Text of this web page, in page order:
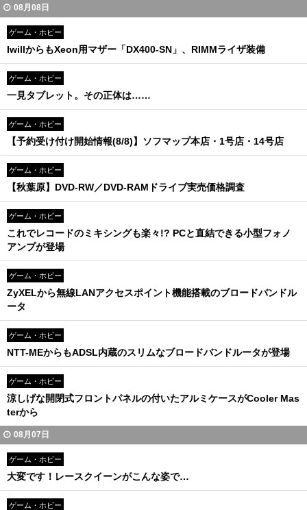
08月08日
ゲーム・ホビー
IwillからもXeon用マザー「DX400-SN」、RIMMライザ装備
ゲーム・ホビー
一見タブレット。その正体は……
ゲーム・ホビー
【予約受け付け開始情報(8/8)】ソフマップ本店・1号店・14号店
ゲーム・ホビー
【秋葉原】DVD-RW／DVD-RAMドライブ実売価格調査
ゲーム・ホビー
これでレコードのミキシングも楽々!? PCと直結できる小型フォノ
アンプが登場
ゲーム・ホビー
ZyXELから無線LANアクセスポイント機能搭載のブロードバンドル
ータ
ゲーム・ホビー
NTT-MEからもADSL内蔵のスリムなブロードバンドルータが登場
ゲーム・ホビー
涼しげな開閉式フロントパネルの付いたアルミケースがCooler Mas
terから
08月07日
ゲーム・ホビー
大変です！レースクイーンがこんな姿で…
ゲーム・ホビー